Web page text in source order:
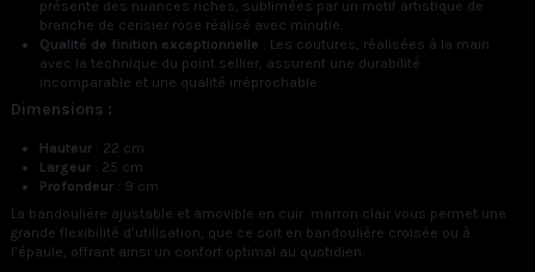
présente des nuances riches, sublimées par un motif artistique de
branche de cerisier rose réalisé avec minutie.
Qualité de finition exceptionnelle : Les coutures, réalisées à la main
avec la technique du point sellier, assurent une durabilité
incomparable et une qualité irréprochable.
Dimensions :
Hauteur : 22 cm
Largeur : 25 cm
Profondeur : 9 cm
La bandoulière ajustable et amovible en cuir marron clair vous permet une
grande flexibilité d’utilisation, que ce soit en bandoulière croisée ou à
l’épaule, offrant ainsi un confort optimal au quotidien.